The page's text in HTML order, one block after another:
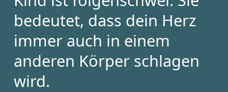
bedeutet, dass dein Herz
immer auch in einem
anderen Körper schlagen
wird.